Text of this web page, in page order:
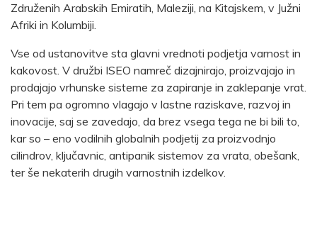
Združenih Arabskih Emiratih, Maleziji, na Kitajskem, v Južni
Afriki in Kolumbiji.
Vse od ustanovitve sta glavni vrednoti podjetja varnost in
kakovost. V družbi ISEO namreč dizajnirajo, proizvajajo in
prodajajo vrhunske sisteme za zapiranje in zaklepanje vrat.
Pri tem pa ogromno vlagajo v lastne raziskave, razvoj in
inovacije, saj se zavedajo, da brez vsega tega ne bi bili to,
kar so – eno vodilnih globalnih podjetij za proizvodnjo
cilindrov, ključavnic, antipanik sistemov za vrata, obešank,
ter še nekaterih drugih varnostnih izdelkov.